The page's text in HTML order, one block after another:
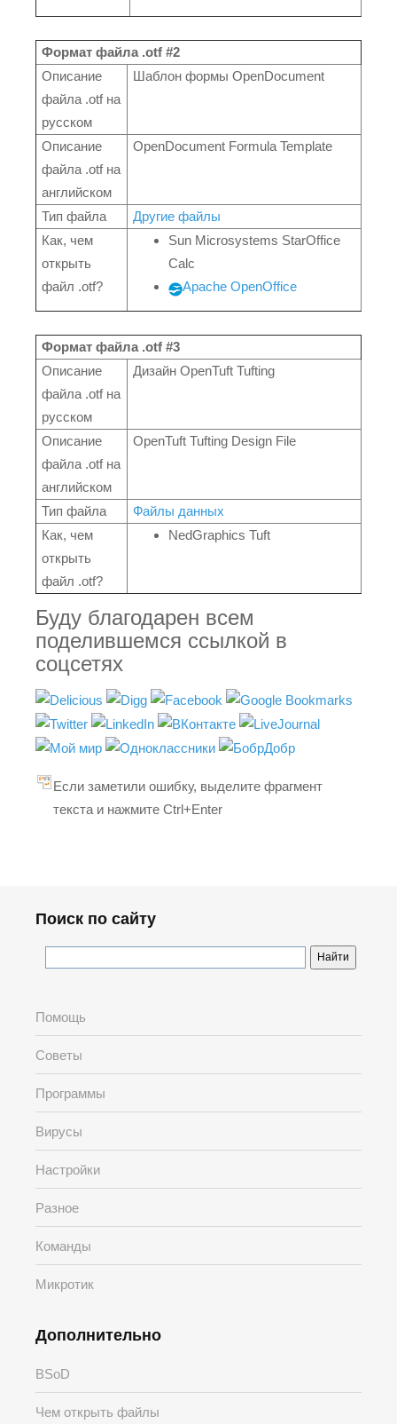
Формат файла .otf #2
Описание
файла .otf на
русском
Шаблон формы OpenDocument
Описание
файла .otf на
английском
OpenDocument Formula Template
Тип файла
Другие файлы
Как, чем
открыть
файл .otf?
Sun Microsystems StarOffice
Calc
Apache OpenOffice
Формат файла .otf #3
Описание
файла .otf на
русском
Дизайн OpenTuft Tufting
Описание
файла .otf на
английском
OpenTuft Tufting Design File
Тип файла
Файлы данных
Как, чем
открыть
файл .otf?
NedGraphics Tuft
Буду благодарен всем
поделившемся ссылкой в
соцсетях
Если заметили ошибку, выделите фрагмент
текста и нажмите Ctrl+Enter
Поиск по сайту
Помощь
Советы
Программы
Вирусы
Настройки
Разное
Команды
Микротик
Дополнительно
BSoD
Чем открыть файлы